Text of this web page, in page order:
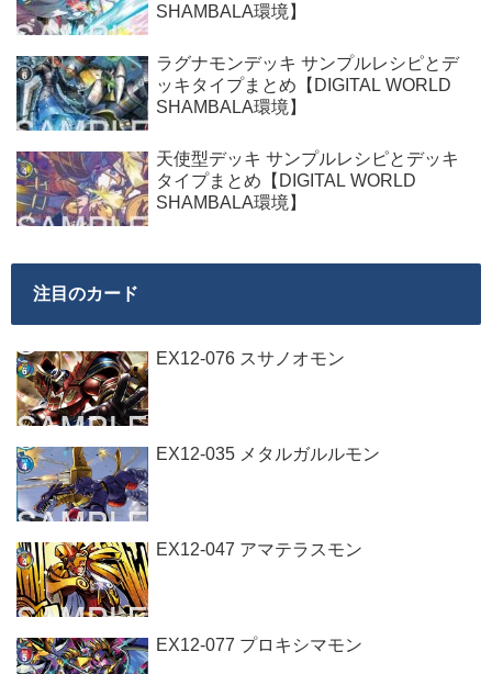
SHAMBALA環境】
ラグナモンデッキ サンプルレシピとデ
ッキタイプまとめ【DIGITAL WORLD
SHAMBALA環境】
天使型デッキ サンプルレシピとデッキ
タイプまとめ【DIGITAL WORLD
SHAMBALA環境】
注目のカード
EX12-076 スサノオモン
EX12-035 メタルガルルモン
EX12-047 アマテラスモン
EX12-077 プロキシマモン